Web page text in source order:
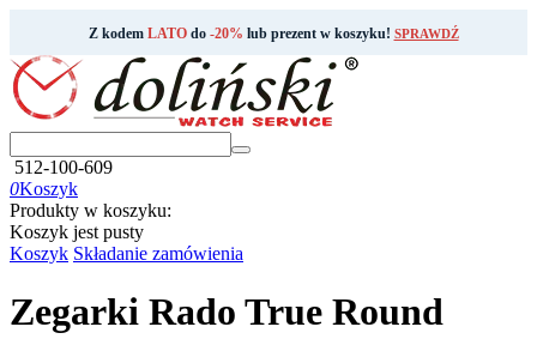
Z kodem LATOdo -20% lub prezent w koszyku! SPRAWDŹ
512-100-609
0Koszyk
Produkty w koszyku:
Koszyk jest pusty
Koszyk Składanie zamówienia
Zegarki Rado True Round